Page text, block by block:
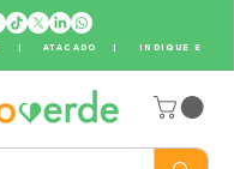
|ATACADO | INDIQUE E